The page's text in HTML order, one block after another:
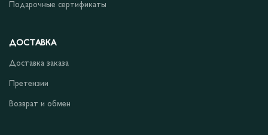
Подарочные сертификаты
ДОСТАВКА
Доставка заказа
Претензии
Возврат и обмен